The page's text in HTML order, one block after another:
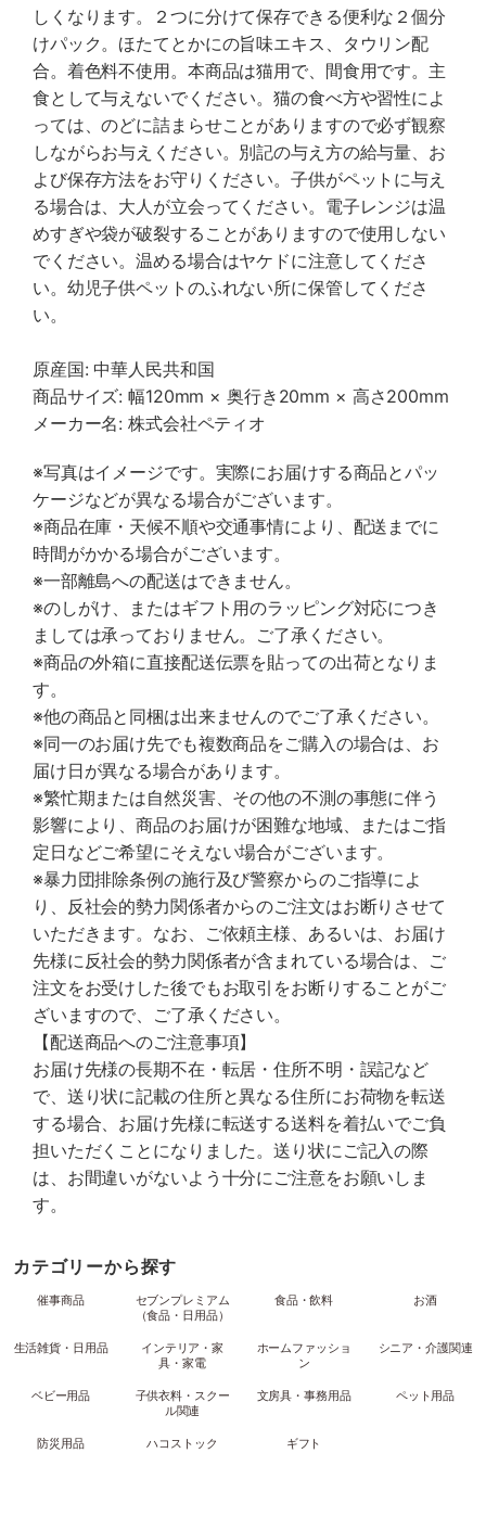
しくなります。２つに分けて保存できる便利な２個分
けパック。ほたてとかにの旨味エキス、タウリン配
合。着色料不使用。本商品は猫用で、間食用です。主
食として与えないでください。猫の食べ方や習性によ
っては、のどに詰まらせことがありますので必ず観察
しながらお与えください。別記の与え方の給与量、お
よび保存方法をお守りください。子供がペットに与え
る場合は、大人が立会ってください。電子レンジは温
めすぎや袋が破裂することがありますので使用しない
でください。温める場合はヤケドに注意してくださ
い。幼児子供ペットのふれない所に保管してくださ
い。
原産国: 中華人民共和国
商品サイズ: 幅120mm × 奥行き20mm × 高さ200mm
メーカー名: 株式会社ペティオ
※写真はイメージです。実際にお届けする商品とパッ
ケージなどが異なる場合がございます。
※商品在庫・天候不順や交通事情により、配送までに
時間がかかる場合がございます。
※一部離島への配送はできません。
※のしがけ、またはギフト用のラッピング対応につき
ましては承っておりません。ご了承ください。
※商品の外箱に直接配送伝票を貼っての出荷となりま
す。
※他の商品と同梱は出来ませんのでご了承ください。
※同一のお届け先でも複数商品をご購入の場合は、お
届け日が異なる場合があります。
※繁忙期または自然災害、その他の不測の事態に伴う
影響により、商品のお届けが困難な地域、またはご指
定日などご希望にそえない場合がございます。
※暴力団排除条例の施行及び警察からのご指導によ
り、反社会的勢力関係者からのご注文はお断りさせて
いただきます。なお、ご依頼主様、あるいは、お届け
先様に反社会的勢力関係者が含まれている場合は、ご
注文をお受けした後でもお取引をお断りすることがご
ざいますので、ご了承ください。
【配送商品へのご注意事項】
お届け先様の長期不在・転居・住所不明・誤記など
で、送り状に記載の住所と異なる住所にお荷物を転送
する場合、お届け先様に転送する送料を着払いでご負
担いただくことになりました。送り状にご記入の際
は、お間違いがないよう十分にご注意をお願いしま
す。
カテゴリーから探す
催事商品
セブンプレミアム
（食品・日用品）
食品・飲料 お酒
生活雑貨・日用品
インテリア・家
具・家電
ホームファッショ
ン
シニア・介護関連
ベビー用品
子供衣料・スクー
ル関連
文房具・事務用品 ペット用品
防災用品 ハコストック ギフト